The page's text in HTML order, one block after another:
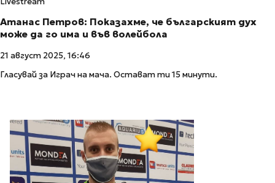
Атанас Петров: Показахме, че българският дух
може да го има и във волейбола
21 август 2025, 16:46
Гласувай за Играч на мача. Остават ти 15 минути.